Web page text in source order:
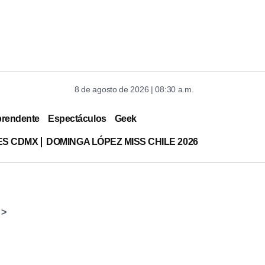
8 de agosto de 2026 | 08:30 a.m.
Espectáculos Geek
CDMX DOMINGA LÓPEZ MISS CHILE 2026